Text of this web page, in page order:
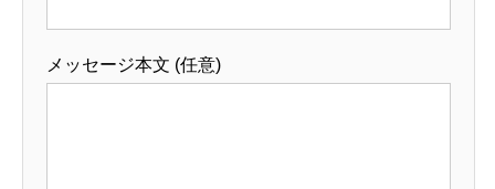
メッセージ本文 (任意)